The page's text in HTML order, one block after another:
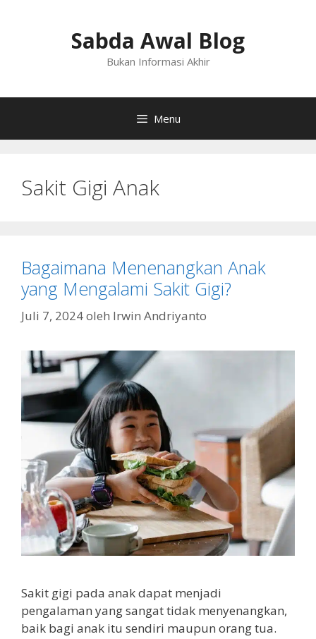
Sabda Awal Blog
Bukan Informasi Akhir
Menu
Sakit Gigi Anak
Bagaimana Menenangkan Anak
yang Mengalami Sakit Gigi?
Juli 7, 2024oleh Irwin Andriyanto
Sakit gigi pada anak dapat menjadi
pengalaman yang sangat tidak menyenangkan,
baik bagi anak itu sendiri maupun orang tua.